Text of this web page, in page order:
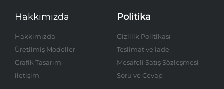
Hakkımızda
Hakkımızda
Üretilmiş Modeller
Grafik Tasarım
iletişim
Politika
Gizlilik Politikası
Teslimat ve iade
Mesafeli Satış Sözleşmesi
Soru ve Cevap